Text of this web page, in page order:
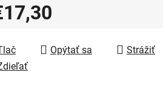
Opýtať sa
Strážiť